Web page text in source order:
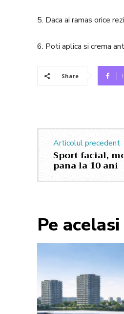
5. Daca ai ramas orice
6. Poti aplica si crema
Share
Articolul precedent
Sport facial,
pana la 10 ani
Pe